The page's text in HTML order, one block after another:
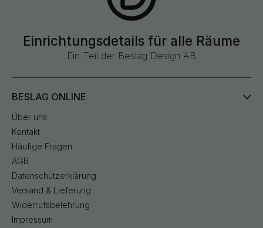
Einrichtungsdetails für alle Räume
Ein Teil der Beslag Design AB
BESLAG ONLINE
Über uns
Kontakt
Häufige Fragen
AGB
Datenschutzerklärung
Versand & Lieferung
Widerrufsbelehrung
Impressum